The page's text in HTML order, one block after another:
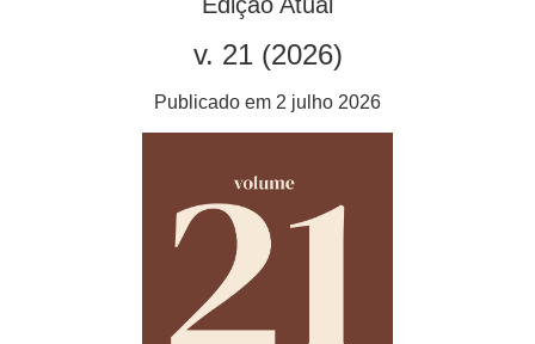
v. 21 (2026)
Publicado em 2 julho 2026